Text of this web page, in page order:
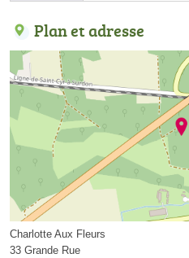
Plan et adresse
Charlotte Aux Fleurs
33 Grande Rue